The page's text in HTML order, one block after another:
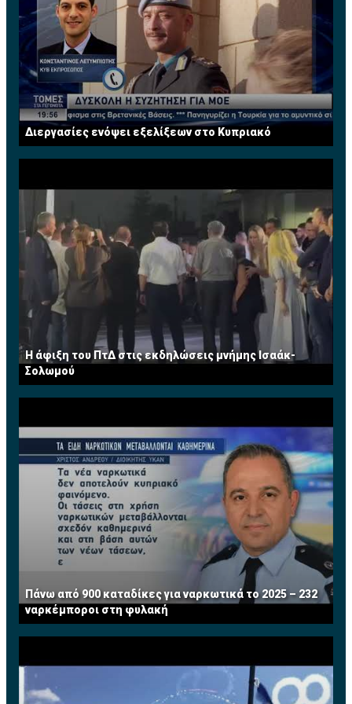
Διεργασίες ενόψει εξελίξεων στο Κυπριακό
Η άφιξη του ΠτΔ στις εκδηλώσεις μνήμης Ισαάκ-
Σολωμού
Πάνω από 900 καταδίκες για ναρκωτικά το 2025 – 232
ναρκέμποροι στη φυλακή